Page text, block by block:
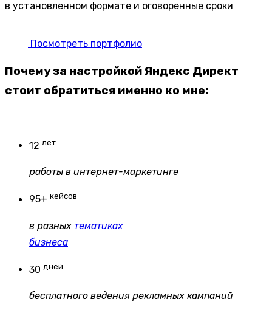
в установленном формате и оговоренные сроки
Посмотреть портфолио
Почему за настройкой Яндекс Директ
стоит обратиться именно ко мне:
12 лет
работы в интернет-маркетинге
95+ кейсов
в разных тематиках
бизнеса
30 дней
бесплатного ведения рекламных кампаний